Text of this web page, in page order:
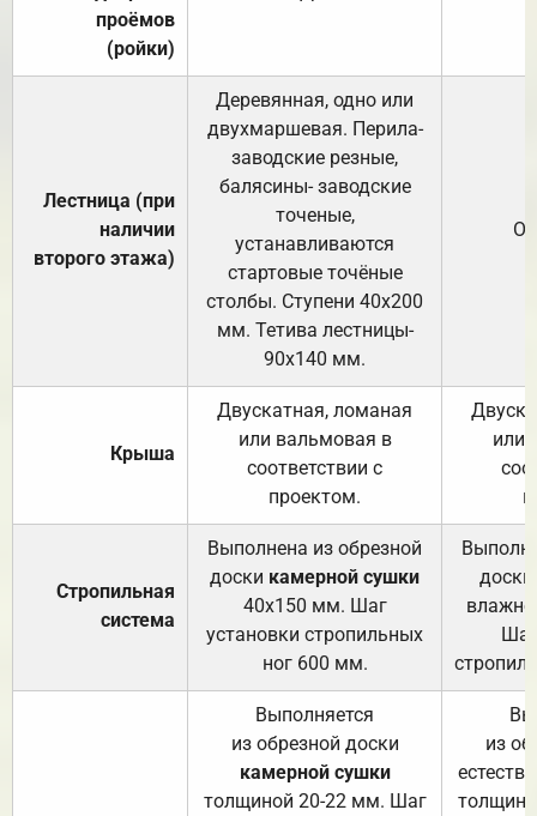
проёмов
(ройки)
Лестница (при
наличии
второго этажа)
Деревянная, одно или
двухмаршевая. Перила-
заводские резные,
балясины- заводские
точеные,
устанавливаются
стартовые точёные
столбы. Ступени 40х200
мм. Тетива лестницы-
90х140 мм.
Крыша
Двускатная, ломаная
или вальмовая в
соответствии с
проектом.
или
Стропильная
система
Выполнена из обрезной
доски камерной сушки
40х150 мм. Шаг
установки стропильных
ног 600 мм.
доски
Выполняется
из обрезной доски
камерной сушки
толщиной 20-22 мм. Шаг
из